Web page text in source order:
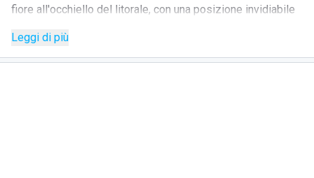
fiore all'occhiello del litorale, con una posizione invidiabile
vacanza indimenticabili grazie alla loro spiaggia di sabbia
finissima, lettini e ombrelloni colorati, e i caratteristici
Leggi di più